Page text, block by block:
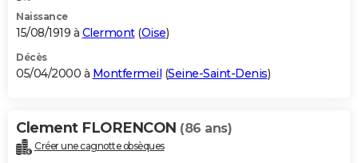
Naissance
15/08/1919 à Clermont(Oise)
Décès
05/04/2000 à Montfermeil (Seine-Saint-Denis)
Clement FLORENCON (86 ans)
Créer une cagnotte obsèques